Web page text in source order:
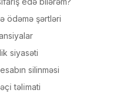
ödəmə şərtləri
siyasəti
silinməsi
təli̇mati